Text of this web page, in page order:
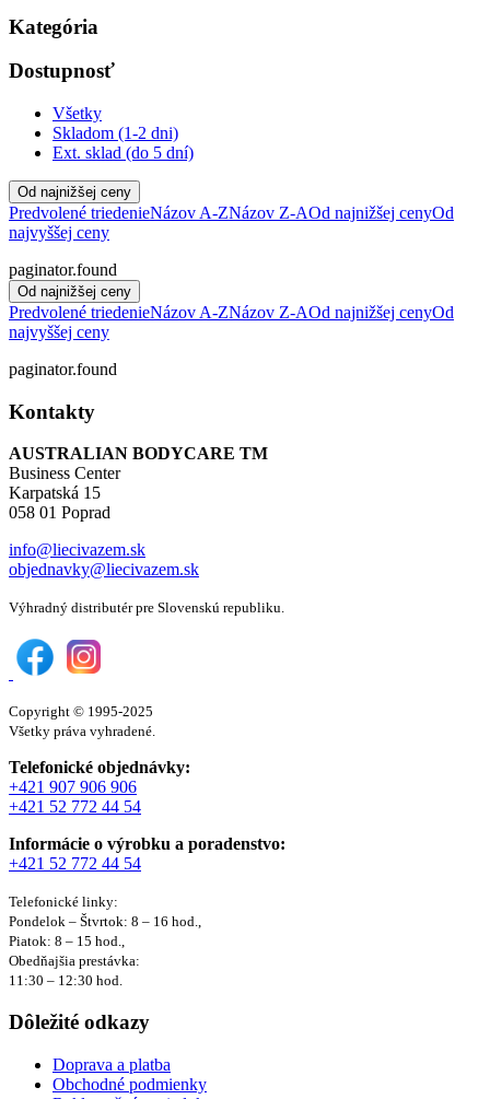
Kategória
Dostupnosť
Všetky
Skladom (1-2 dni)
Ext. sklad (do 5 dní)
Od najnižšej ceny
Predvolené triedenieNázov A-ZNázov Z-AOd najnižšej cenyOd
najvyššej ceny
paginator.found
Od najnižšej ceny
Predvolené triedenieNázov A-ZNázov Z-AOd najnižšej cenyOd
najvyššej ceny
paginator.found
Kontakty
AUSTRALIAN BODYCARE TM
Business Center
Karpatská 15
058 01 Poprad
info@liecivazem.sk
objednavky@liecivazem.sk
Výhradný distributér pre Slovenskú republiku.
Copyright © 1995-2025
Všetky práva vyhradené.
Telefonické objednávky:
+421 907 906 906
+421 52 772 44 54
Informácie o výrobku a poradenstvo:
+421 52 772 44 54
Telefonické linky:
Pondelok – Štvrtok: 8 – 16 hod.,
Piatok: 8 – 15 hod.,
Obedňajšia prestávka:
11:30 – 12:30 hod.
Dôležité odkazy
Doprava a platba
Obchodné podmienky